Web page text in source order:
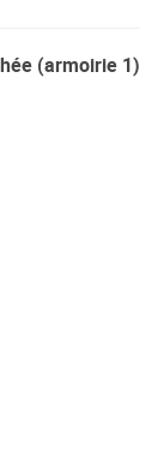
(armoirie 1)